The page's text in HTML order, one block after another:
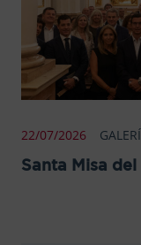
22/07/2026
Santa Misa